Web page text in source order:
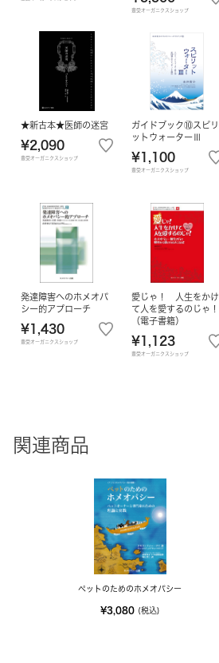
豊受オーガニクスショップ
★新古本★医師の迷宮
¥2,090
豊受オーガニクスショップ
ガイドブック⑩スピリ
ットウォーターⅢ
¥1,100
豊受オーガニクスショップ
発達障害へのホメオパ
シー的アプローチ
¥1,430
豊受オーガニクスショップ
愛じゃ！ 人生をかけ
て人を愛するのじゃ！
（電子書籍）
¥1,123
豊受オーガニクスショップ
関連商品
ペットのためのホメオパシー
¥3,080 (税込)